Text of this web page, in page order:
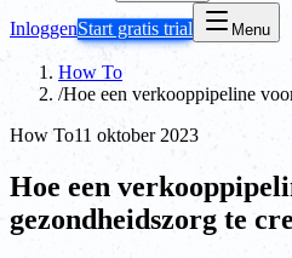
InloggenStart gratis trial Menu
How To
/Hoe een verkooppipeline
How To11 oktober 2023
Hoe een
gezondheidszorg te